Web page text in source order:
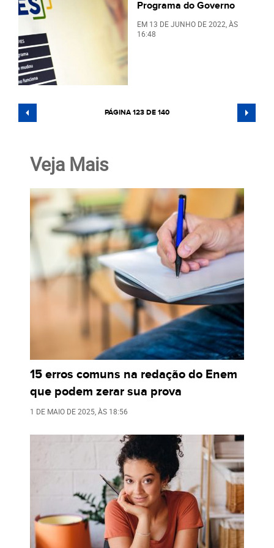
Programa do Governo
EM 13 DE JUNHO DE 2022 , ÀS
16:48
PÁGINA 123 DE 140
Veja Mais
15 erros comuns na redação do Enem
que podem zerar sua prova
1 DE MAIO DE 2025 , ÀS 18:56